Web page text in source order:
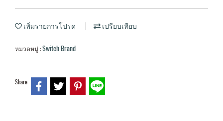
เพิ่มรายการโปรด เปรียบเทียบ
หมวดหมู่ :Switch Brand
Share